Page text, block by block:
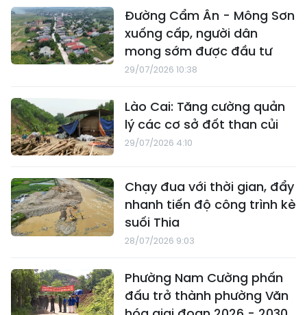
Đường Cẩm Ân - Mông Sơn
xuống cấp, người dân
mong sớm được đầu tư
29/07/2026 10:38
Lào Cai: Tăng cường quản
lý các cơ sở đốt than củi
29/07/2026 4:10
Chạy đua với thời gian, đẩy
nhanh tiến độ công trình kè
suối Thia
28/07/2026 9:03
Phường Nam Cường phấn
đấu trở thành phường Văn